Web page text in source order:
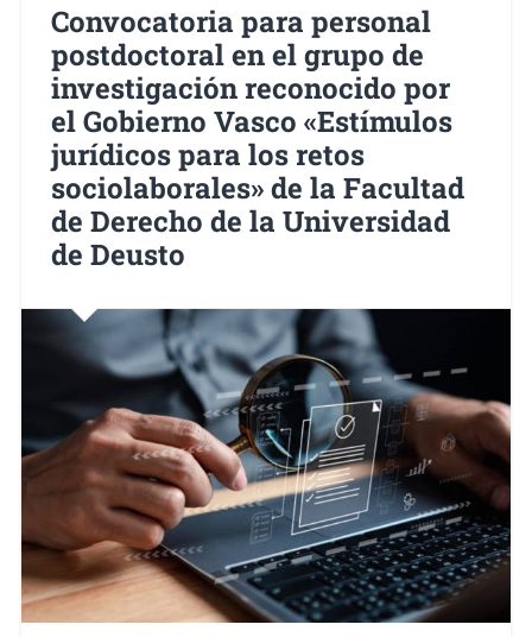
Convocatoria para personal
postdoctoral en el grupo de
investigación reconocido por
el Gobierno Vasco «Estímulos
jurídicos para los retos
sociolaborales» de la Facultad
de Derecho de la Universidad
de Deusto